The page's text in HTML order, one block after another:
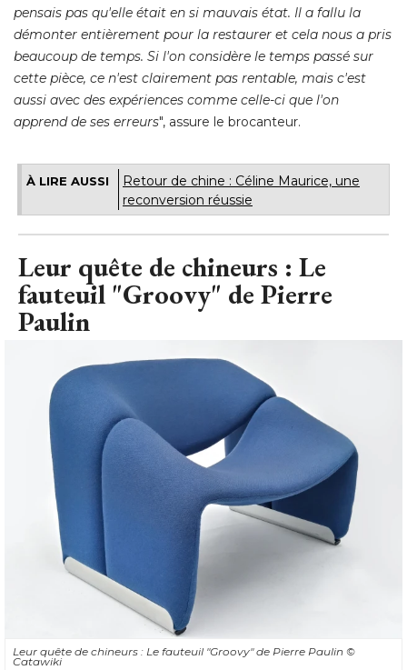
pensais pas qu'elle était en si mauvais état. Il a fallu la
démonter entièrement pour la restaurer et cela nous a pris
beaucoup de temps. Si l'on considère le temps passé sur
cette pièce, ce n'est clairement pas rentable, mais c'est
aussi avec des expériences comme celle-ci que l'on
apprend de ses erreurs", assure le brocanteur.
À LIRE AUSSI
Retour de chine : Céline Maurice, une
reconversion réussie
Leur quête de chineurs : Le
fauteuil "Groovy" de Pierre
Paulin
Leur quête de chineurs : Le fauteuil "Groovy" de Pierre Paulin ©
Catawiki